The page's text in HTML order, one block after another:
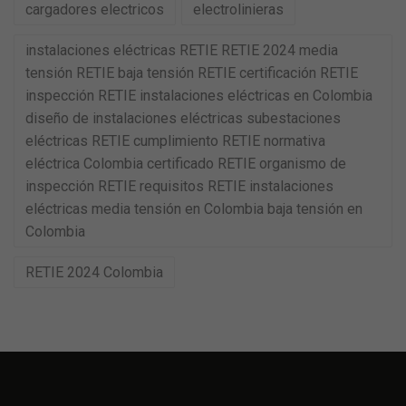
cargadores electricos electrolinieras
instalaciones eléctricas RETIE RETIE 2024 media
tensión RETIE baja tensión RETIE certificación RETIE
inspección RETIE instalaciones eléctricas en Colombia
diseño de instalaciones eléctricas subestaciones
eléctricas RETIE cumplimiento RETIE normativa
eléctrica Colombia certificado RETIE organismo de
inspección RETIE requisitos RETIE instalaciones
eléctricas media tensión en Colombia baja tensión en
Colombia
RETIE 2024 Colombia